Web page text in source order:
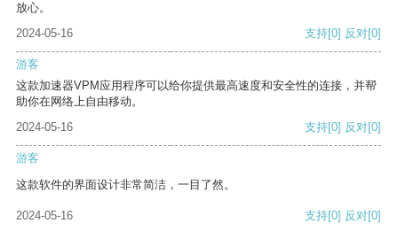
放心。
2024-05-16
支持[0] 反对[0]
游客
这款加速器VPM应用程序可以给你提供最高速度和安全性的连接，并帮
助你在网络上自由移动。
2024-05-16
支持[0] 反对[0]
游客
这款软件的界面设计非常简洁，一目了然。
2024-05-16 支持[0] 反对[0]